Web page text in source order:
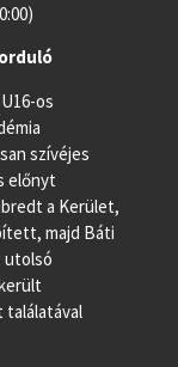
os
szívéjes
előnyt
a Kerület,
majd Báti
utolsó
találatával